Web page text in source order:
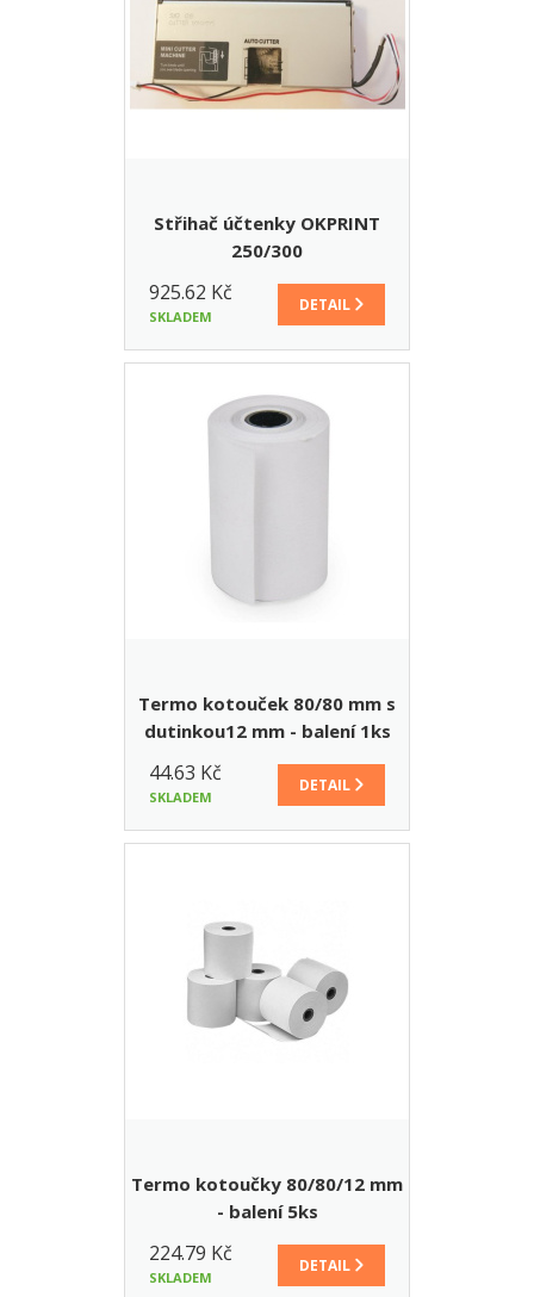
Střihač účtenky OKPRINT
250/300
925.62 Kč
SKLADEM
DETAIL
Termo kotouček 80/80 mm s
dutinkou12 mm - balení 1ks
44.63 Kč
SKLADEM
DETAIL
Termo kotoučky 80/80/12 mm
- balení 5ks
224.79 Kč
SKLADEM
DETAIL